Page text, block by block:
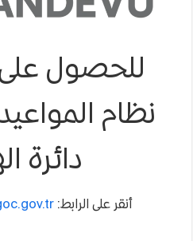
للحصول
نظام
دائرة
أنقر على الرابط: